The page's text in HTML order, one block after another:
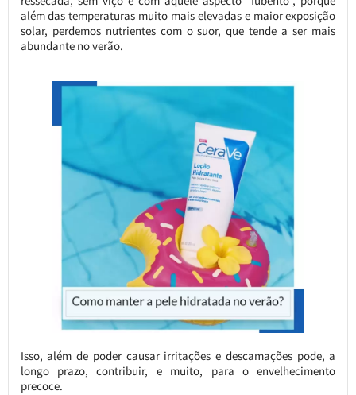
além das temperaturas muito mais elevadas e maior exposição
solar, perdemos nutrientes com o suor, que tende a ser mais
abundante no verão.
Isso, além de poder causar irritações e descamações pode, a
longo prazo, contribuir, e muito, para o envelhecimento
precoce.